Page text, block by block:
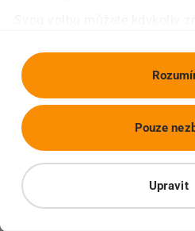
Upravit
Pouze